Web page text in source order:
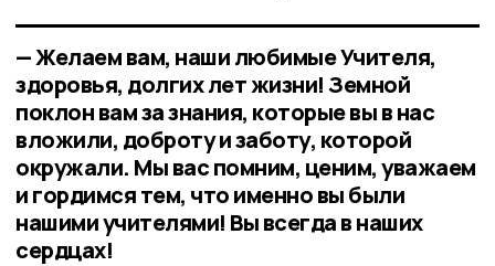
— Желаем вам, наши любимые Учителя,
здоровья, долгих лет жизни! Земной
поклон вам за знания, которые вы в нас
вложили, доброту и заботу, которой
окружали. Мы вас помним, ценим, уважаем
и гордимся тем, что именно вы были
нашими учителями! Вы всегда в наших
сердцах!